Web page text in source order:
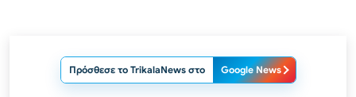
Πρόσθεσε το TrikalaNews στο Google News